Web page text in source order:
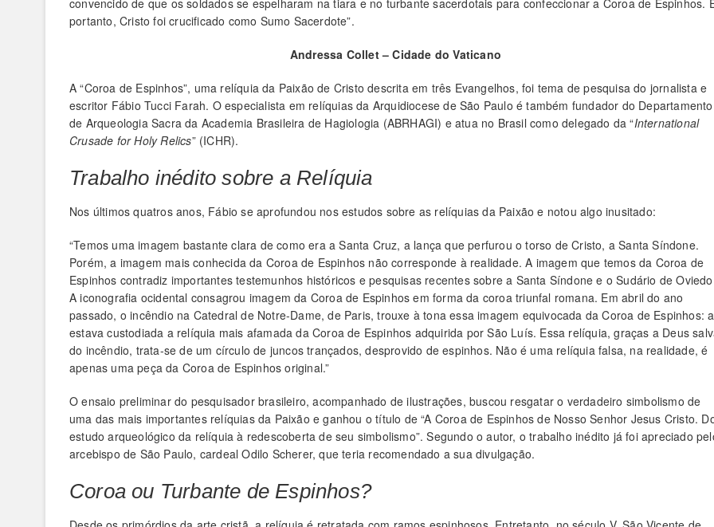
convencido de que os soldados se espelharam na tiara e no turbante sacerdotais para confeccionar a Coroa de Espinhos.
portanto, Cristo foi crucificado como Sumo Sacerdote”.
Andressa Collet – Cidade do Vaticano
A “Coroa de Espinhos”, uma relíquia da Paixão de Cristo descrita em três Evangelhos, foi tema de pesquisa do jornalista e
escritor Fábio Tucci Farah. O especialista em relíquias da Arquidiocese de São Paulo é também fundador do Departamento
de Arqueologia Sacra da Academia Brasileira de Hagiologia (ABRHAGI) e atua no Brasil como delegado da “International
Crusade for Holy Relics” (ICHR).
Trabalho inédito sobre a Relíquia
Nos últimos quatros anos, Fábio se aprofundou nos estudos sobre as relíquias da Paixão e notou algo inusitado:
“Temos uma imagem bastante clara de como era a Santa Cruz, a lança que perfurou o torso de Cristo, a Santa Síndone.
Porém, a imagem mais conhecida da Coroa de Espinhos não corresponde à realidade. A imagem que temos da Coroa de
Espinhos contradiz importantes testemunhos históricos e pesquisas recentes sobre a Santa Síndone e o Sudário de
A iconografia ocidental consagrou imagem da Coroa de Espinhos em forma da coroa triunfal romana. Em abril do ano
passado, o incêndio na Catedral de Notre-Dame, de Paris, trouxe à tona essa imagem equivocada da Coroa de Espinhos:
estava custodiada a relíquia mais afamada da Coroa de Espinhos adquirida por São Luís. Essa relíquia, graças a Deus
do incêndio, trata-se de um círculo de juncos trançados, desprovido de espinhos. Não é uma relíquia falsa, na realidade, é
apenas uma peça da Coroa de Espinhos original.”
O ensaio preliminar do pesquisador brasileiro, acompanhado de ilustrações, buscou resgatar o verdadeiro simbolismo de
uma das mais importantes relíquias da Paixão e ganhou o título de “A Coroa de Espinhos de Nosso Senhor Jesus Cristo.
estudo arqueológico da relíquia à redescoberta de seu simbolismo”. Segundo o autor, o trabalho inédito já foi apreciado
arcebispo de São Paulo, cardeal Odilo Scherer, que teria recomendado a sua divulgação.
Coroa ou Turbante de Espinhos?